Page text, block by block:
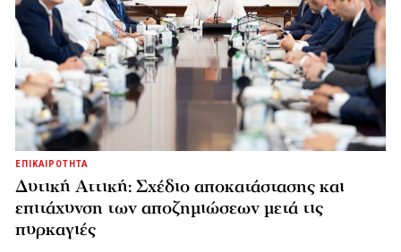
ΕΠΙΚΑΙΡΟΤΗΤΑ
Δυτική Αττική: Σχέδιο αποκατάστασης και
επιτάχυνση των αποζημιώσεων μετά τις
πυρκαγιές